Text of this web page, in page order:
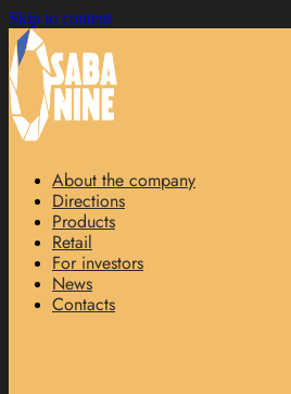
Skip to content
About the company
Directions
Products
Retail
For investors
News
Contacts